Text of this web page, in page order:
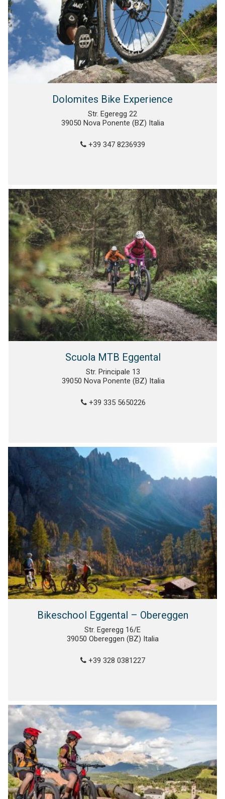
Dolomites Bike Experience
Str. Egeregg 22
39050 Nova Ponente (BZ) Italia
+39 347 8236939
Scuola MTB Eggental
Str. Principale 13
39050 Nova Ponente (BZ) Italia
+39 335 5650226
Bikeschool Eggental – Obereggen
Str. Egeregg 16/E
39050 Obereggen (BZ) Italia
+39 328 0381227